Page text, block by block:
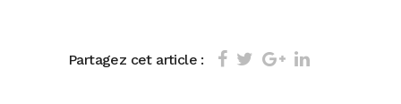
Partagez cet article :